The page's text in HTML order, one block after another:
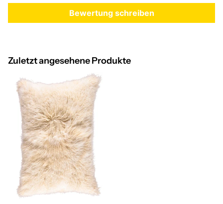
Bewertung schreiben
Zuletzt angesehene Produkte